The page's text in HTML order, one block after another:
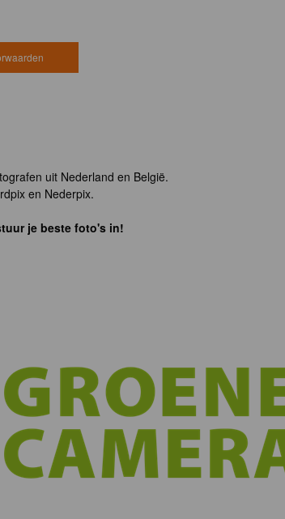
uit Nederland en België.
en Nederpix.
je beste foto's in!